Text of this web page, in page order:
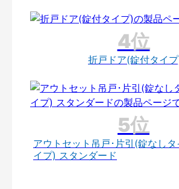
折戸ドア(錠付タイ
アウトセット吊戸･片引(錠なしタ
イプ) スタンダード